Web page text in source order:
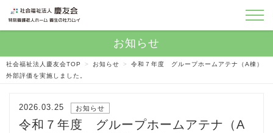
社会福祉法人慶友会TOP > お知らせ >
令和７年度 グループホームアテナ（A棟）
外部評価を実施しました。
2026.03.25 お知らせ
令和７年度 グループホームアテナ（A